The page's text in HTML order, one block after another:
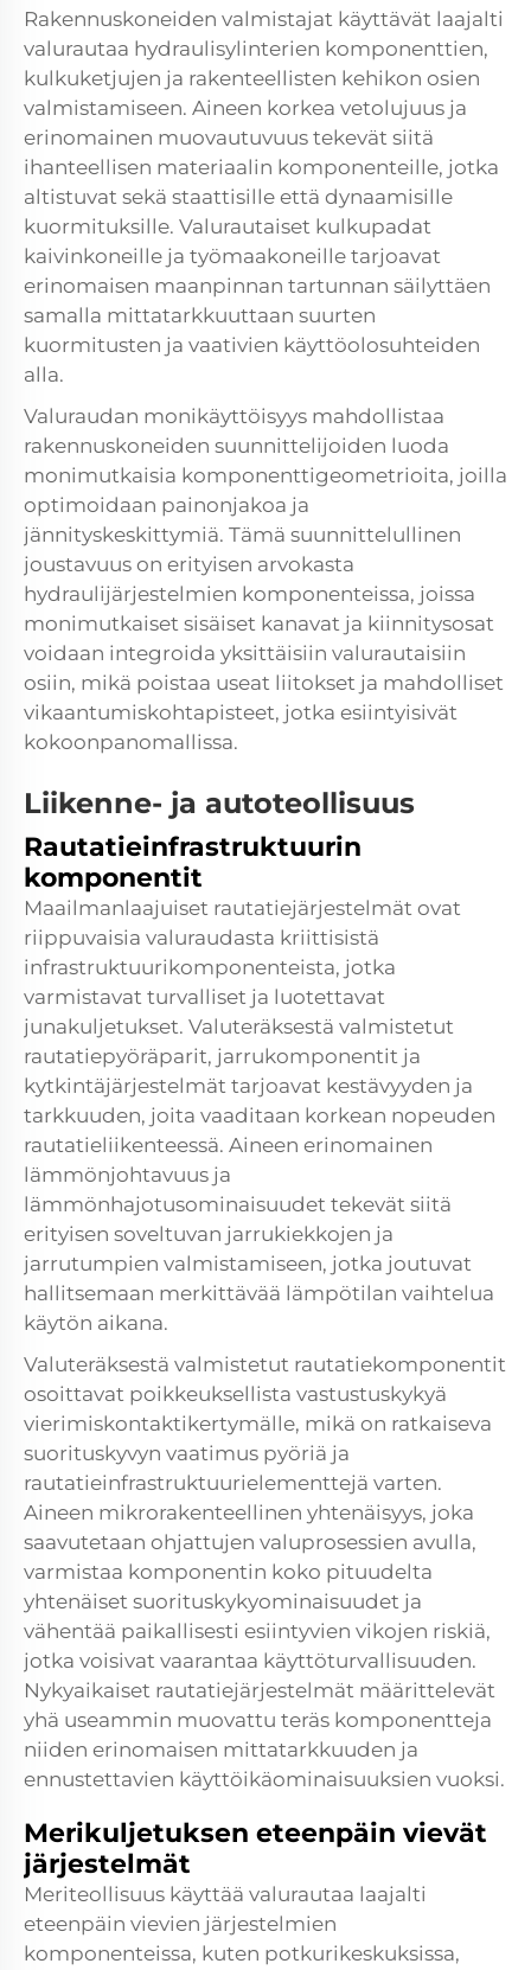
Rakennuskoneiden valmistajat käyttävät laajalti
valurautaa hydraulisylinterien komponenttien,
kulkuketjujen ja rakenteellisten kehikon osien
valmistamiseen. Aineen korkea vetolujuus ja
erinomainen muovautuvuus tekevät siitä
ihanteellisen materiaalin komponenteille, jotka
altistuvat sekä staattisille että dynaamisille
kuormituksille. Valurautaiset kulkupadat
kaivinkoneille ja työmaakoneille tarjoavat
erinomaisen maanpinnan tartunnan säilyttäen
samalla mittatarkkuuttaan suurten
kuormitusten ja vaativien käyttöolosuhteiden
alla.
Valuraudan monikäyttöisyys mahdollistaa
rakennuskoneiden suunnittelijoiden luoda
monimutkaisia komponenttigeometrioita, joilla
optimoidaan painonjakoa ja
jännityskeskittymiä. Tämä suunnittelullinen
joustavuus on erityisen arvokasta
hydraulijärjestelmien komponenteissa, joissa
monimutkaiset sisäiset kanavat ja kiinnitysosat
voidaan integroida yksittäisiin valurautaisiin
osiin, mikä poistaa useat liitokset ja mahdolliset
vikaantumiskohtapisteet, jotka esiintyisivät
kokoonpanomallissa.
Liikenne- ja autoteollisuus
Rautatieinfrastruktuurin
komponentit
Maailmanlaajuiset rautatiejärjestelmät ovat
riippuvaisia valuraudasta kriittisistä
infrastruktuurikomponenteista, jotka
varmistavat turvalliset ja luotettavat
junakuljetukset. Valuteräksestä valmistetut
rautatiepyöräparit, jarrukomponentit ja
kytkintäjärjestelmät tarjoavat kestävyyden ja
tarkkuuden, joita vaaditaan korkean nopeuden
rautatieliikenteessä. Aineen erinomainen
lämmönjohtavuus ja
lämmönhajotusominaisuudet tekevät siitä
erityisen soveltuvan jarrukiekkojen ja
jarrutumpien valmistamiseen, jotka joutuvat
hallitsemaan merkittävää lämpötilan vaihtelua
käytön aikana.
Valuteräksestä valmistetut rautatiekomponentit
osoittavat poikkeuksellista vastustuskykyä
vierimiskontaktikertymälle, mikä on ratkaiseva
suorituskyvyn vaatimus pyöriä ja
rautatieinfrastruktuurielementtejä varten.
Aineen mikrorakenteellinen yhtenäisyys, joka
saavutetaan ohjattujen valuprosessien avulla,
varmistaa komponentin koko pituudelta
yhtenäiset suorituskykyominaisuudet ja
vähentää paikallisesti esiintyvien vikojen riskiä,
jotka voisivat vaarantaa käyttöturvallisuuden.
Nykyaikaiset rautatiejärjestelmät määrittelevät
yhä useammin muovattu teräs komponentteja
niiden erinomaisen mittatarkkuuden ja
ennustettavien käyttöikäominaisuuksien vuoksi.
Merikuljetuksen eteenpäin vievät
järjestelmät
Meriteollisuus käyttää valurautaa laajalti
eteenpäin vievien järjestelmien
komponenteissa, kuten potkurikeskuksissa,